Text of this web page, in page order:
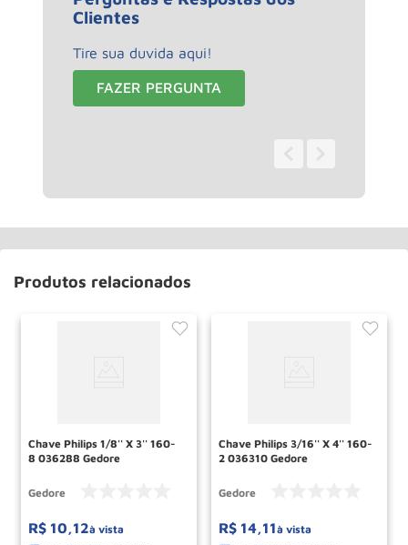
Clientes
Tire sua duvida aqui!
FAZER PERGUNTA
Produtos relacionados
Chave Philips 1/8'' X 3'' 160-
8 036288 Gedore
Gedore
R$ 10,12à vista
Chave Philips 3/16'' X 4'' 160-
2 036310 Gedore
Gedore
R$ 14,11à vista